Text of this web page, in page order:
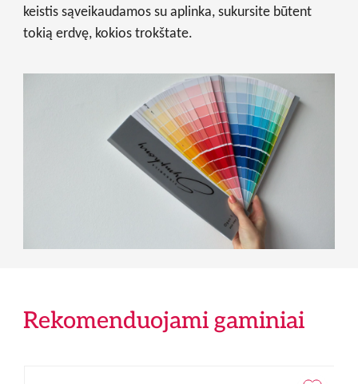
keistis sąveikaudamos su aplinka, sukursite būtent
tokią erdvę, kokios trokštate.
Rekomenduojami gaminiai